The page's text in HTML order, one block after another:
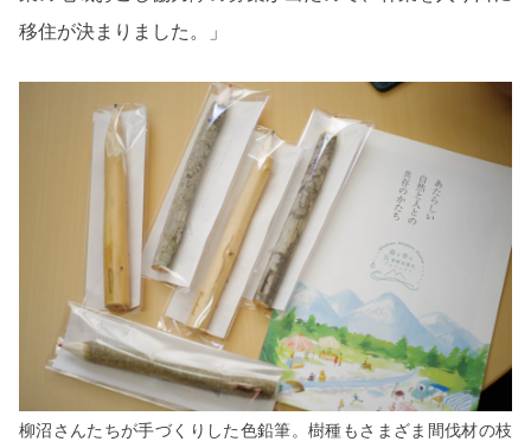
移住が決まりました。」
柳沼さんたちが手づくりした色鉛筆。樹種もさまざま間伐材の枝